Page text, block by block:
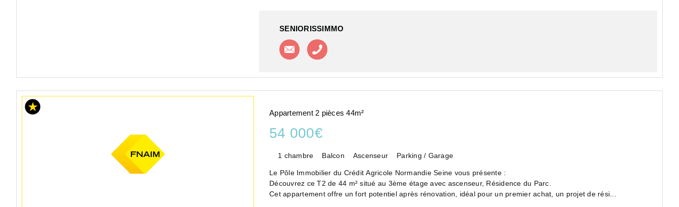
SENIORISSIMMO
Contacter l'agence
Appartement 2 pièces 44m²
54 000€
1 chambre Balcon Ascenseur Parking / Garage
Le Pôle Immobilier du Crédit Agricole Normandie Seine vous présente :
Découvrez ce T2 de 44 m² situé au 3ème étage avec ascenseur, Résidence du Parc.
Cet appartement offre un fort potentiel après rénovation, idéal pour un premier achat, un projet de rési...